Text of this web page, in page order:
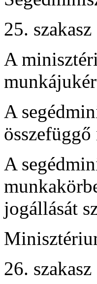
25. szakasz
A
A
A
jogállását
26. szakasz